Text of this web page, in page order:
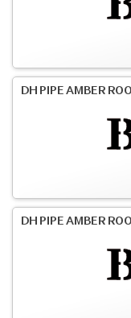
DH PIPE AMBER
DH PIPE AMBER